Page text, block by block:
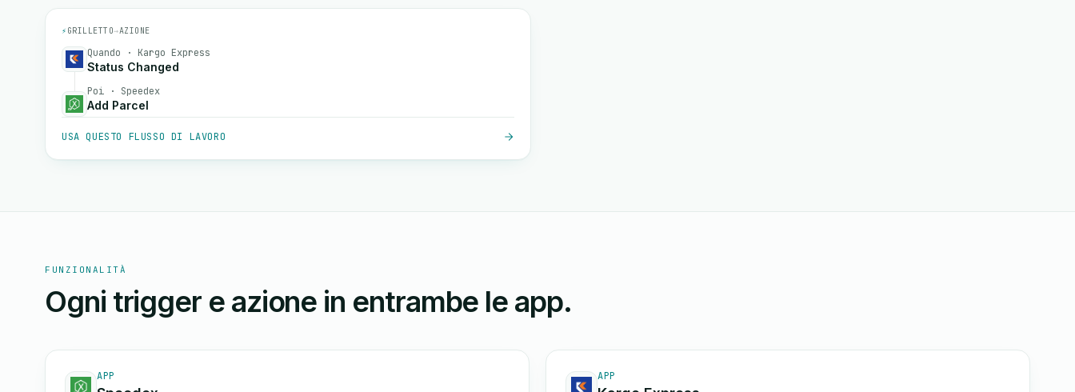
⚡ GRILLETTO→AZIONE
Quando · Kargo Express
Status Changed
Poi · Speedex
Add Parcel
USA QUESTO FLUSSO DI LAVORO
FUNZIONALITÀ
Ogni trigger e azione in entrambe le app.
APP APP